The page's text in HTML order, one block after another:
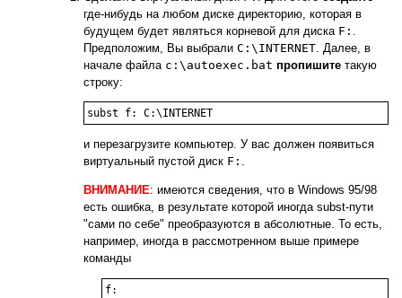
где-нибудь на любом диске директорию, которая в
будущем будет являться корневой для диска F: .
Предположим, Вы выбрали C:\INTERNET. Далее, в
начале файла c:\autoexec.bat пропишите такую
строку:
subst f: C:\INTERNET
и перезагрузите компьютер. У вас должен появиться
виртуальный пустой диск F: .
ВНИМАНИЕ: имеются сведения, что в Windows 95/98
есть ошибка, в результате которой иногда subst-пути
"сами по себе" преобразуются в абсолютные. То есть,
например, иногда в рассмотренном выше примере
команды
f: